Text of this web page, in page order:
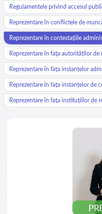
Regulamentele privind accesul
Reprezentare în conflictele de
Reprezentare în contestațiile
Reprezentare în fața autorităților
Reprezentare în fața instanțelor
Reprezentare în fața instanțelor de
Reprezentare în fața instituțiilor de